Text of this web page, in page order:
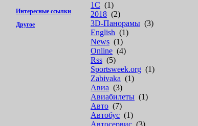
Интересные ссылки
Другое
1С (1)
2018 (2)
3D-Панорамы (3)
English (1)
News (1)
Online (4)
Rss (5)
Sportsweek.org (1)
Zabivaka (1)
Авиа (3)
Авиабилеты (1)
Авто (7)
Автобус (1)